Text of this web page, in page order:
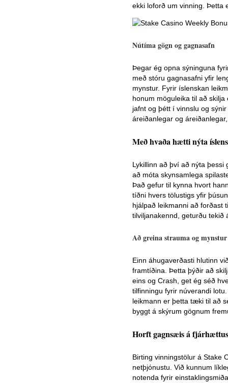
ekki loforð um vinning. Þetta
Nútíma gögn og gagnasafn
Þegar ég opna sýninguna
með stóru gagnasafni yfir
mynstur. Fyrir íslenskan
honum möguleika til að
jafnt og þétt í vinnslu og
áreiðanlegar og
Með hvaða hætti nýta
Lykillinn að því að nýta
að móta skynsamlega
Það gefur til kynna hvort
tíðni hvers tölustigs yfir
hjálpað leikmanni að forðast
tilviljanakennd, geturðu tekið
Að greina strauma og mynstur
Einn áhugaverðasti hlutinn
framtíðina. Þetta þýðir að
eins og Crash, get ég séð
tilfinningu fyrir núverandi
leikmann er þetta tæki til að
byggt á skýrum gögnum
Horft gagnsæis á
Birting vinningstölur á Stake
netþjónustu. Við kunnum
notenda fyrir